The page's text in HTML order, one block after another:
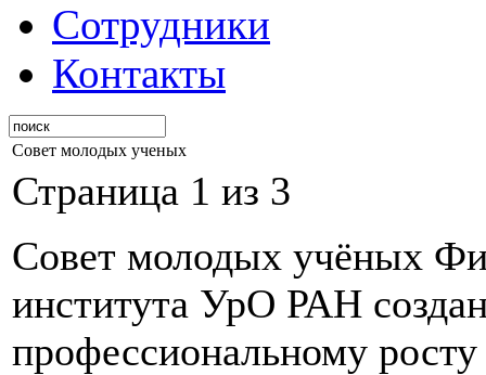
Сотрудники
Контакты
Совет молодых ученых
Страница 1 из 3
Совет молодых учёных
института УрО РАН
профессиональному